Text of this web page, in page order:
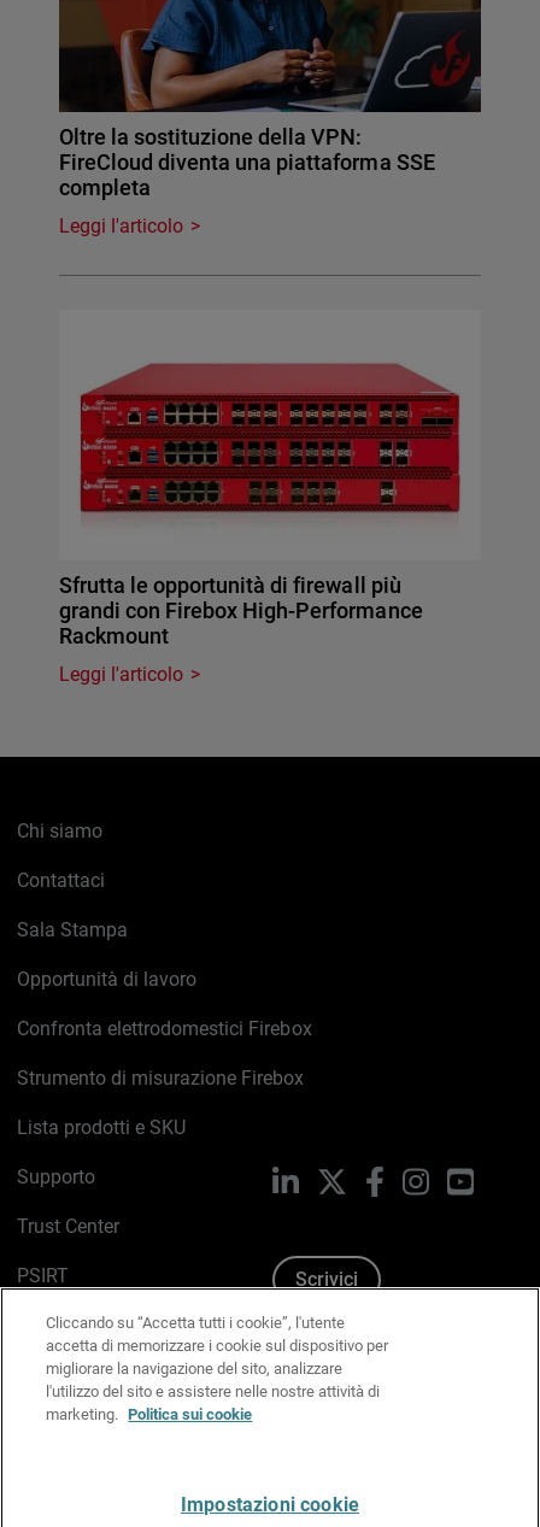
Oltre la sostituzione della VPN:
FireCloud diventa una piattaforma SSE
completa
Leggi l'articolo
Sfrutta le opportunità di firewall più
grandi con Firebox High-Performance
Rackmount
Leggi l'articolo
Chi siamo
Contattaci
Sala Stampa
Opportunità di lavoro
Confronta elettrodomestici Firebox
Strumento di misurazione Firebox
Lista prodotti e SKU
Supporto
Trust Center
PSIRT
Politica sui cookie
Informativa sulla privacy
Kit Media & Brand
LinkedIn FacebookInstagram
Scrivici
Cliccando su “Accetta tutti i cookie”, l'utente
accetta di memorizzare i cookie sul dispositivo per
migliorare la navigazione del sito, analizzare
l'utilizzo del sito e assistere nelle nostre attività di
marketing. Politica sui cookie
Impostazioni cookie